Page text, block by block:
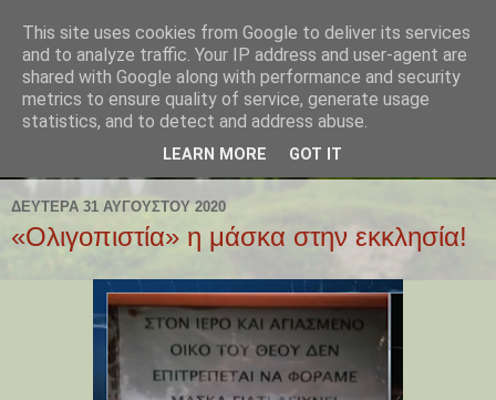
ΔΕΥΤΈΡΑ 31 ΑΥΓΟΎΣΤΟΥ 2020
«Ολιγοπιστία» η μάσκα στην εκκλησία!
This site uses cookies from Google to deliver its services
and to analyze traffic. Your IP address and user-agent are
shared with Google along with performance and security
metrics to ensure quality of service, generate usage
statistics, and to detect and address abuse.
LEARN MORE GOT IT